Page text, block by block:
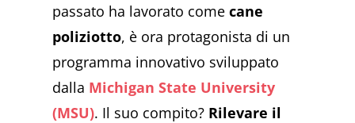
passato ha lavorato comecane
poliziotto, è ora protagonista di un
programma innovativo sviluppato
dalla Michigan State University
(MSU). Il suo compito? Rilevare il